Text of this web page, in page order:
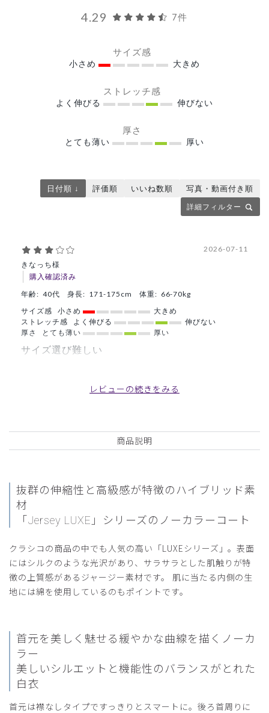
4.29 7件
サイズ感
小さめ 大きめ
ストレッチ感
よく伸びる 伸びない
厚さ
とても薄い 厚い
詳細フィルター
日付順 ↓ 評価順 いいね数順 写真・動画付き順
きなっち様
購入確認済み
2026-07-11
年齢: 40代 身長: 171-175cm 体重: 66-70kg
サイズ感
小さめ
大きめ
ストレッチ感
よく伸びる
伸びない
厚さ
とても薄い 厚い
サイズ選び難しい
ご購入者様
スリムに見えるので、とても気に入ってます。
商品：M03レディース白衣:ノーカラージャージーコー
役に立った
とし様
レビューの続きをみる
商品説明
抜群の伸縮性と高級感が特徴のハイブリッド素
材
「Jersey LUXE」シリーズのノーカラーコート
クラシコの商品の中でも人気の高い「LUXEシリーズ」。表面
にはシルクのような光沢があり、サラサラとした肌触りが特
徴の上質感があるジャージー素材です。 肌に当たる内側の生
地には綿を使用しているのもポイントです。
首元を美しく魅せる緩やかな曲線を描くノーカ
ラー
美しいシルエットと機能性のバランスがとれた
白衣
首元は襟なしタイプですっきりとスマートに。後ろ首周りに